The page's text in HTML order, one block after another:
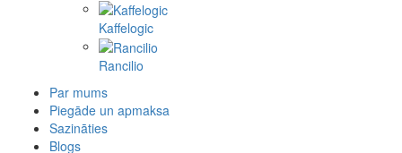
Kaffelogic
Rancilio
Par mums
Piegāde un apmaksa
Sazināties
Blogs